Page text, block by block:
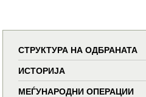
СТРУКТУРА НА ОДБРАНАТА
ИСТОРИЈА
МЕЃУНАРОДНИ ОПЕРАЦИИ